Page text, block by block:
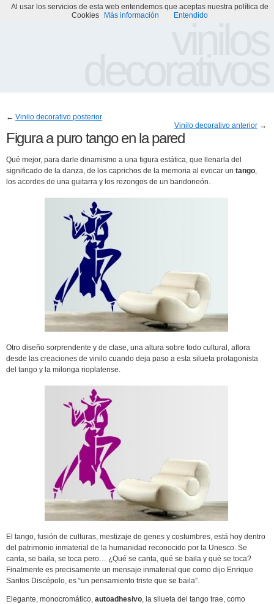
Portada Acerca de Galería de Vinilos Decorativos
← Vinilo decorativo posterior
Vinilo decorativo anterior→
Figura a puro tango en la pared
Qué mejor, para darle dinamismo a una figura estática, que llenarla del
significado de la danza, de los caprichos de la memoria al evocar un tango,
los acordes de una guitarra y los rezongos de un bandoneón.
Otro diseño sorprendente y de clase, una altura sobre todo cultural, aflora
desde las creaciones de vinilo cuando deja paso a esta silueta protagonista
del tango y la milonga rioplatense.
El tango, fusión de culturas, mestizaje de genes y costumbres, está hoy dentro
del patrimonio inmaterial de la humanidad reconocido por la Unesco. Se
canta, se baila, se toca pero… ¿Qué se canta, qué se baila y qué se toca?
Finalmente es precisamente un mensaje inmaterial que como dijo Enrique
Santos Discépolo, es “un pensamiento triste que se baila”.
Elegante, monocromático, autoadhesivo, la silueta del tango trae, como
Al usar los servicios de esta web entendemos que aceptas nuestra política de
Cookies
Más información Entendido